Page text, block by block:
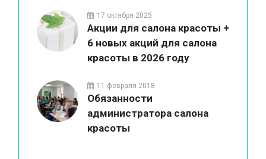
17 октября 2025
Акции для салона красоты +
6 новых акций для салона
красоты в 2026 году
11 февраля 2018
Обязанности
администратора салона
красоты